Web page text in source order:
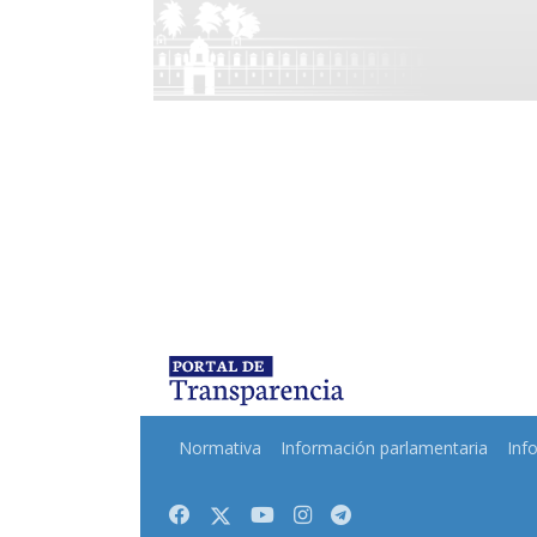
Normativa Información parlamentaria
FacebookTwitterYoutubeInstagram
Telegram